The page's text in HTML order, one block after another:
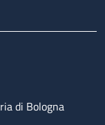
di Bologna